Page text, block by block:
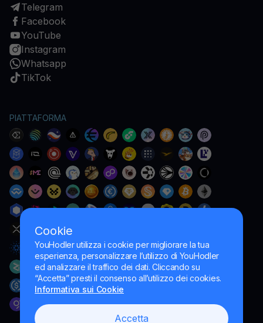
Cookie
YouHodler utilizza i cookie per migliorare la tua
esperienza, personalizzare l’utilizzo di YouHodler
ed analizzare il traffico dei dati. Cliccando su
“Accetta” presti il consenso all’utilizzo dei cookies.
Informativa sui Cookie
Accetta
Telegram
Facebook
YouTube
Instagram
Whatsapp
TikTok
PIATTAFORMA